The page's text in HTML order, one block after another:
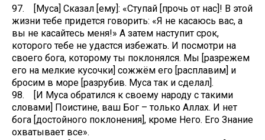
97. [Муса] Сказал [ему]: «Ступай [прочь от нас]! В этой
жизни тебе придется говорить: «Я не касаюсь вас, а
вы не касайтесь меня!» А затем наступит срок,
которого тебе не удастся избежать. И посмотри на
своего бога, которому ты поклонялся. Мы [разрежем
его на мелкие кусочки] сожжём его [расплавим] и
бросим в море [разрубив. Муса так и сделал].
98. [И Муса обратился к своему народу с такими
словами] Поистине, ваш Бог – только Аллах. И нет
бога [достойного поклонения], кроме Него. Его Знание
охватывает все».